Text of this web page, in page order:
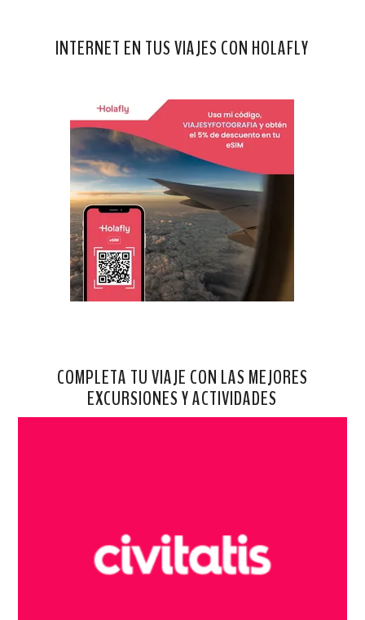
INTERNET EN TUS VIAJES CON HOLAFLY
COMPLETA TU VIAJE CON LAS MEJORES
EXCURSIONES Y ACTIVIDADES